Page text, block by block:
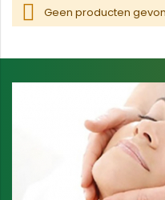
Geen producten